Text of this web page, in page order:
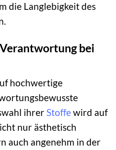
die Langlebigkeit des
bei
hochwertige
ihrer Stoffewird auf
nur ästhetisch
auch angenehm in der